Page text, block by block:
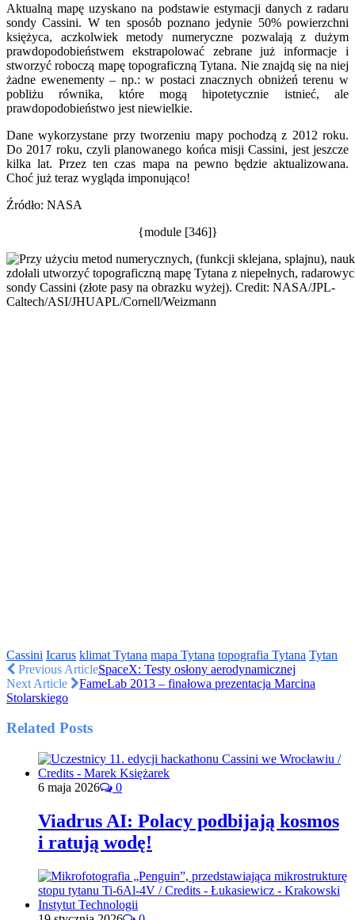
Aktualną mapę uzyskano na podstawie estymacji danych z radaru
sondy Cassini. W ten sposób poznano jedynie 50% powierzchni
księżyca, aczkolwiek metody numeryczne pozwalają z dużym
prawdopodobieństwem ekstrapolować zebrane już informacje i
stworzyć roboczą mapę topograficzną Tytana. Nie znajdą się na niej
żadne ewenementy – np.: w postaci znacznych obniżeń terenu w
pobliżu równika, które mogą hipotetycznie istnieć, ale
prawdopodobieństwo jest niewielkie.
Dane wykorzystane przy tworzeniu mapy pochodzą z 2012 roku.
Do 2017 roku, czyli planowanego końca misji Cassini, jest jeszcze
kilka lat. Przez ten czas mapa na pewno będzie aktualizowana.
Choć już teraz wygląda imponująco!
Źródło: NASA
{module [346]}
Cassini Icarus klimat Tytana mapa Tytana topografia Tytana Tytan
Previous ArticleSpaceX: Testy osłony aerodynamicznej
Next Article
FameLab 2013 – finałowa prezentacja Marcina
Stolarskiego
Related Posts
6 maja 2026 0
Viadrus AI: Polacy podbijają kosmos
i ratują wodę!